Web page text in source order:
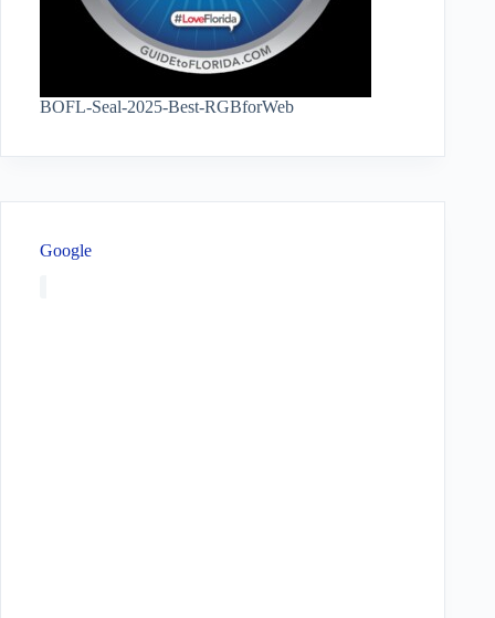
BOFL-Seal-2025-Best-RGBforWeb
Google